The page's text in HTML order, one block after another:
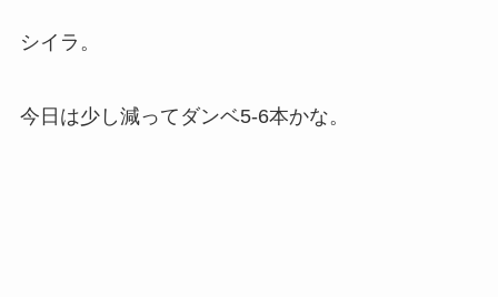
シイラ。
今日は少し減ってダンベ5-6本かな。